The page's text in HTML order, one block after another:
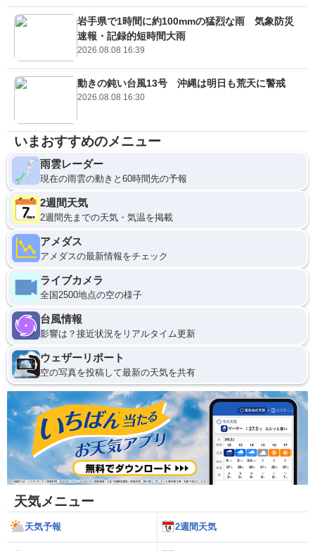
岩手県で1時間に約100mmの猛烈な雨 気象防災
速報・記録的短時間大雨
2026.08.08 16:39
動きの鈍い台風13号 沖縄は明日も荒天に警戒
2026.08.08 16:30
いまおすすめのメニュー
雨雲レーダー
現在の雨雲の動きと60時間先の予報
2週間天気
2週間先までの天気・気温を掲載
アメダス
アメダスの最新情報をチェック
ライブカメラ
全国2500地点の空の様子
台風情報
影響は？接近状況をリアルタイム更新
ウェザーリポート
空の写真を投稿して最新の天気を共有
天気メニュー
天気予報 2週間天気